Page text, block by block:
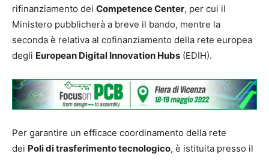
rifinanziamento dei Competence Center, per cui il
Ministero pubblicherà a breve il bando, mentre la
seconda è relativa al cofinanziamento della rete europea
degli European Digital Innovation Hubs (EDIH).
Per garantire un efficace coordinamento della rete
dei Poli di trasferimento tecnologico, è istituita presso il